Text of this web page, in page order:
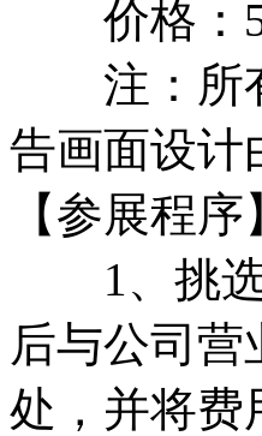
价格：
注：所有
告画面设
【参展程序
1、挑选
后与公司
处，并将费